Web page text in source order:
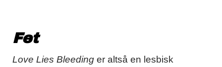
Fet
Love Lies Bleeding er altså en lesbisk